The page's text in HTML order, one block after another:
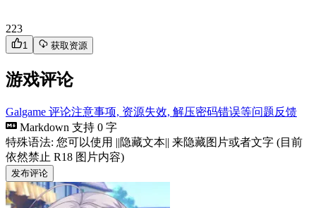
223
1 获取资源
游戏评论
Galgame 评论注意事项, 资源失效, 解压密码错误等问题反馈
Markdown 支持 0 字
特殊语法: 您可以使用 ||隐藏文本|| 来隐藏图片或者文字 (目前
依然禁止 R18 图片内容)
发布评论